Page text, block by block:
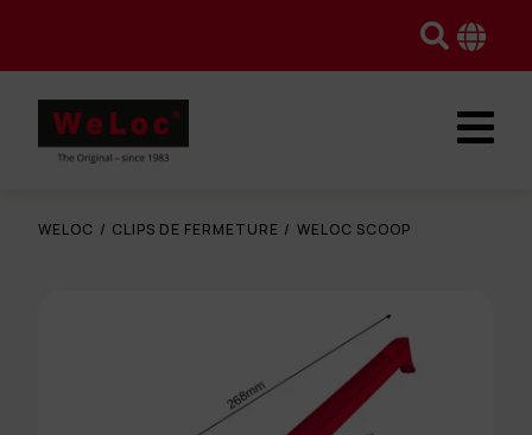
WELOC / CLIPS DE FERMETURE / WELOC SCOOP